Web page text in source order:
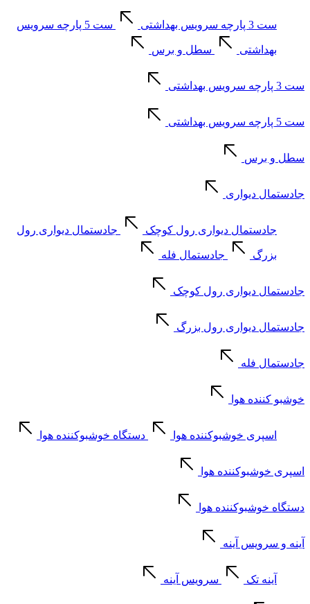
ست 3 پارچه سرویس بهداشتی ست 5 پارچه سرویس
بهداشتی سطل و برس
ست 3 پارچه سرویس بهداشتی
ست 5 پارچه سرویس بهداشتی
سطل و برس
جادستمال دیواری
جادستمال دیواری رول کوچک جادستمال دیواری رول
بزرگ جادستمال فله
جادستمال دیواری رول کوچک
جادستمال دیواری رول بزرگ
جادستمال فله
خوشبو کننده هوا
اسپری خوشبوکننده هوا دستگاه خوشبوکننده هوا
اسپری خوشبوکننده هوا
دستگاه خوشبوکننده هوا
آینه و سرویس آینه
آینه تک سرویس آینه